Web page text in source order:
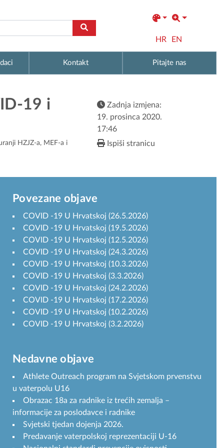
HR EN
Kontakt Pitajte nas
19 i
HZJZ-a, MEF-a i
Zadnja izmjena:
19. prosinca 2020.
17:46
Ispiši stranicu
Povezane objave
COVID -19 U Hrvatskoj (26.5.2026)
COVID -19 U Hrvatskoj (19.5.2026)
COVID -19 U Hrvatskoj (12.5.2026)
COVID -19 U Hrvatskoj (24.3.2026)
COVID -19 U Hrvatskoj (10.3.2026)
COVID -19 U Hrvatskoj (3.3.2026)
COVID -19 U Hrvatskoj (24.2.2026)
COVID -19 U Hrvatskoj (17.2.2026)
COVID -19 U Hrvatskoj (10.2.2026)
COVID -19 U Hrvatskoj (3.2.2026)
Nedavne objave
Athlete Outreach program na Svjetskom prvenstvu
u vaterpolu U16
Obrazac 18a za radnike iz trećih zemalja –
informacije za poslodavce i radnike
Svjetski tjedan dojenja 2026.
Predavanje vaterpolskoj reprezentaciji U-16